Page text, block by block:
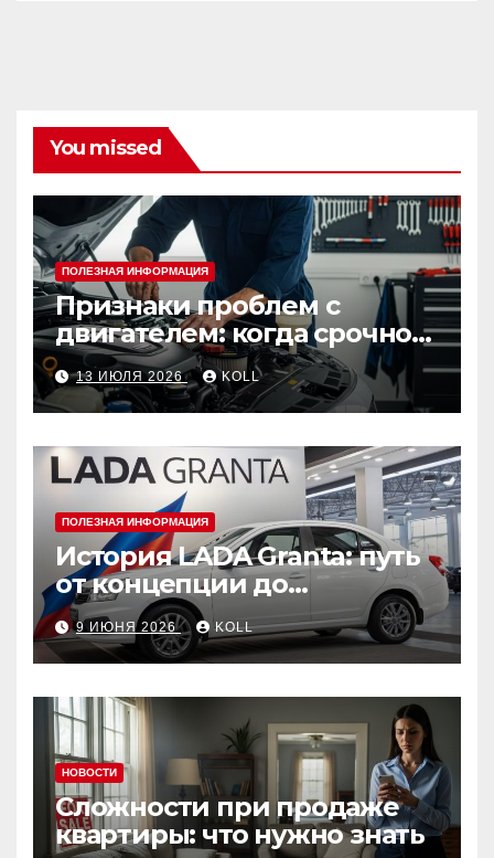
You missed
ПОЛЕЗНАЯ ИНФОРМАЦИЯ
Признаки проблем с
двигателем: когда срочно
ехать в сервис
13 ИЮЛЯ 2026 KOLL
ПОЛЕЗНАЯ ИНФОРМАЦИЯ
История LADA Granta: путь
от концепции до
популярного российского
автомобиля
9 ИЮНЯ 2026 KOLL
НОВОСТИ
Сложности при продаже
квартиры: что нужно знать